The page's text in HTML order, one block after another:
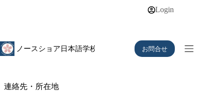
ツ
へ
ッ
Login
お問合せ
連絡先・所在地